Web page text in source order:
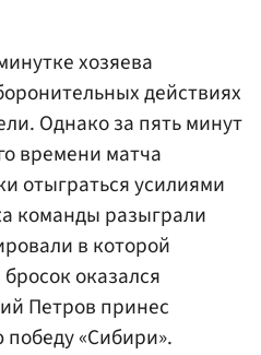
хозяева
действиях
Однако за пять минут
времени матча
отыграться усилиями
команды разыграли
в которой
оказался
Петров принес
«Сибири».